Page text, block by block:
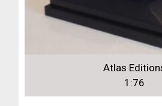
Atlas
1:76